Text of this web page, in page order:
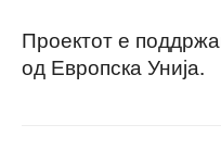
Проектот е
од Европска Унија.